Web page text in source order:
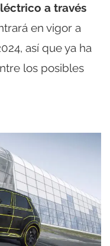
a través
en vigor a
así que ya ha
los posibles